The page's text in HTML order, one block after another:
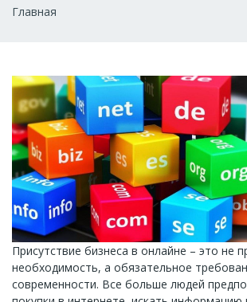
Строка
Главная
Присутствие бизнеса в онлайне – это не
необходимость, а обязательное
современности. Все больше людей